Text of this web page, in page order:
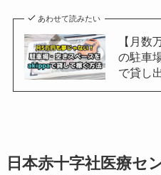
あわせて読みたい
【月数
の駐車
で貸し
日本赤十字社医療セ